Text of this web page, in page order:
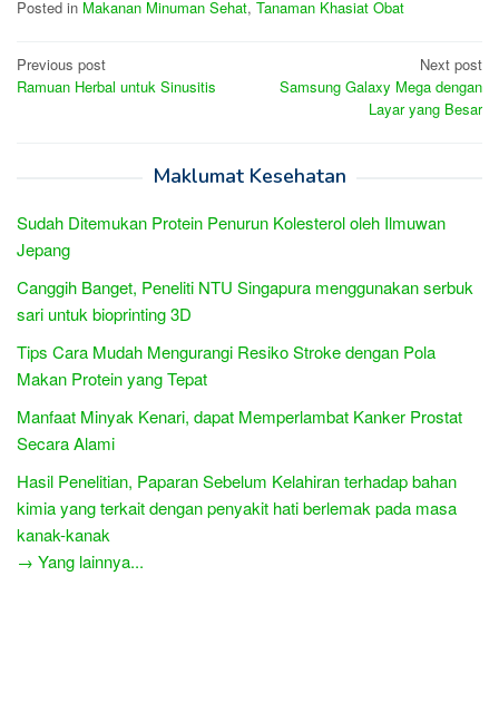
Posted in Makanan Minuman Sehat, Tanaman Khasiat Obat
Post
navigation
Previous post
Ramuan Herbal untuk Sinusitis
Next post
Samsung Galaxy Mega dengan
Layar yang Besar
Maklumat Kesehatan
Sudah Ditemukan Protein Penurun Kolesterol oleh Ilmuwan
Jepang
Canggih Banget, Peneliti NTU Singapura menggunakan serbuk
sari untuk bioprinting 3D
Tips Cara Mudah Mengurangi Resiko Stroke dengan Pola
Makan Protein yang Tepat
Manfaat Minyak Kenari, dapat Memperlambat Kanker Prostat
Secara Alami
Hasil Penelitian, Paparan Sebelum Kelahiran terhadap bahan
kimia yang terkait dengan penyakit hati berlemak pada masa
kanak-kanak
→ Yang lainnya...